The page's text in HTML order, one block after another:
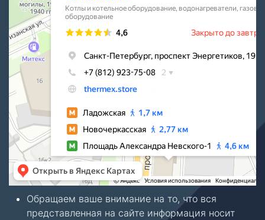
Обращаем ваше внимание на то, что вся
представленная на сайте информация носит